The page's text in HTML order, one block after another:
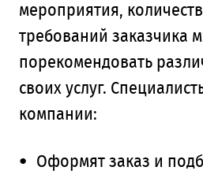
мероприятия,
требований заказчика
порекомендовать
своих услуг.
компании:
Оформят заказ и